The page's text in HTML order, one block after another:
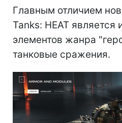
Главным отличием
Tanks: HEAT является
элементов жанра
танковые сражения.